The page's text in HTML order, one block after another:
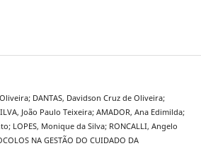
DANTAS, Davidson Cruz de Oliveira;
João Paulo Teixeira; AMADOR, Ana Edimilda;
LOPES, Monique da Silva; RONCALLI, Angelo
NA GESTÃO DO CUIDADO DA